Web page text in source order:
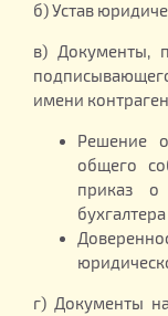
б) Устав
в) Документы,
имени
Решение
общего
приказ о
г) Документы